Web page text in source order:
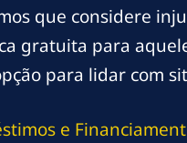
que considere
gratuita para
para lidar com
e